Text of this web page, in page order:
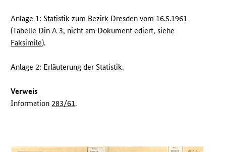
Anlage 1: Statistik zum Bezirk Dresden vom 16.5.1961
(Tabelle Din A 3, nicht am Dokument ediert, siehe
Faksimile).
Anlage 2: Erläuterung der Statistik.
Verweis
Information 283/61.